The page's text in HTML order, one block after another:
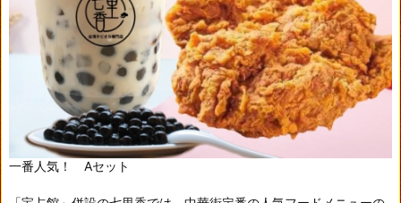
一番人気！ Aセット